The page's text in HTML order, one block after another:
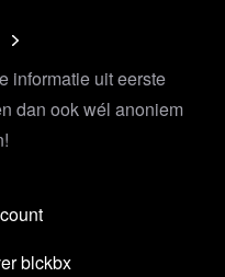
informatie uit eerste
dan ook wél anoniem
blckbx